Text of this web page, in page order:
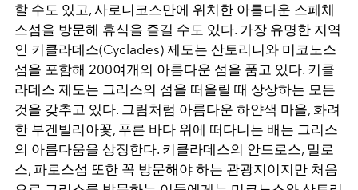
할 수도 있고, 사로니코스만에 위치한 아름다운 스페체
스섬을 방문해 휴식을 즐길 수도 있다. 가장 유명한 지역
인 키클라데스(Cyclades) 제도는 산토리니와 미코노스
섬을 포함해 200여개의 아름다운 섬을 품고 있다. 키클
라데스 제도는 그리스의 섬을 떠올릴 때 상상하는 모든
것을 갖추고 있다. 그림처럼 아름다운 하얀색 마을, 화려
한 부겐빌리아꽃, 푸른 바다 위에 떠다니는 배는 그리스
의 아름다움을 상징한다. 키클라데스의 안드로스, 밀로
스, 파로스섬 또한 꼭 방문해야 하는 관광지이지만 처음